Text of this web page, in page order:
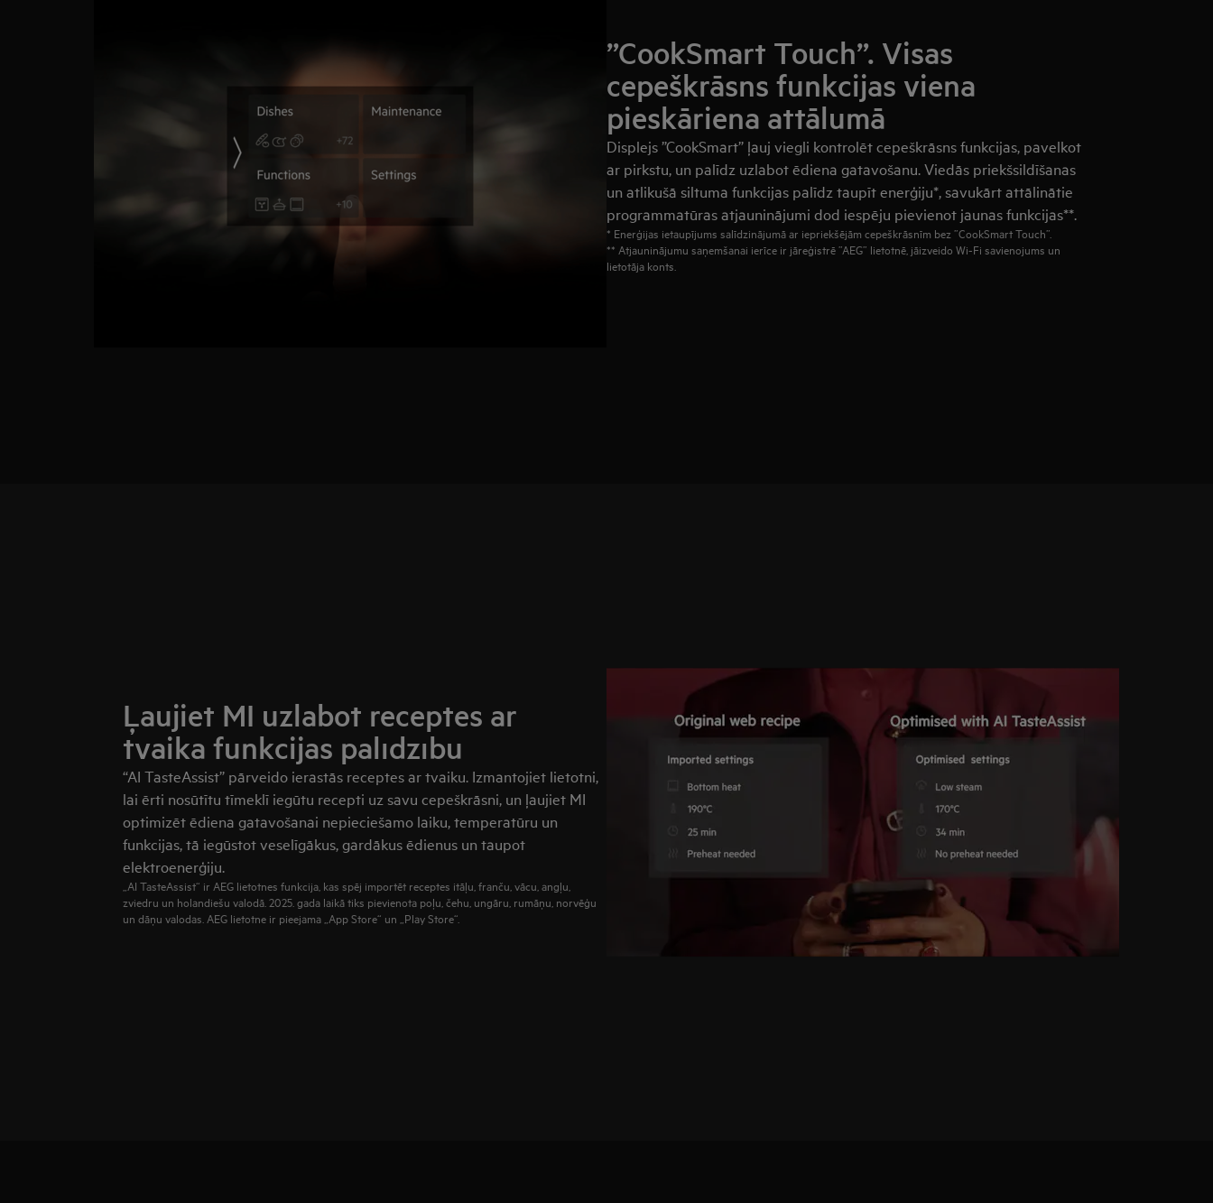
”CookSmart Touch”. Visas
cepeškrāsns funkcijas viena
pieskāriena attālumā
Displejs ”CookSmart” ļauj viegli kontrolēt cepeškrāsns funkcijas, pavelkot
ar pirkstu, un palīdz uzlabot ēdiena gatavošanu. Viedās priekšsildīšanas
un atlikušā siltuma funkcijas palīdz taupīt enerģiju*, savukārt attālinātie
programmatūras atjauninājumi dod iespēju pievienot jaunas funkcijas**.
* Enerģijas ietaupījums salīdzinājumā ar iepriekšējām cepeškrāsnīm bez ”CookSmart Touch”.
** Atjauninājumu saņemšanai ierīce ir jāreģistrē ”AEG” lietotnē, jāizveido Wi-Fi savienojums un
lietotāja konts.
Ļaujiet MI uzlabot receptes ar
tvaika funkcijas palīdzību
“AI TasteAssist” pārveido ierastās receptes ar tvaiku. Izmantojiet lietotni,
lai ērti nosūtītu tīmeklī iegūtu recepti uz savu cepeškrāsni, un ļaujiet MI
optimizēt ēdiena gatavošanai nepieciešamo laiku, temperatūru un
funkcijas, tā iegūstot veselīgākus, gardākus ēdienus un taupot
elektroenerģiju.
„AI TasteAssist“ ir AEG lietotnes funkcija, kas spēj importēt receptes itāļu, franču, vācu, angļu,
zviedru un holandiešu valodā. 2025. gada laikā tiks pievienota poļu, čehu, ungāru, rumāņu, norvēģu
un dāņu valodas. AEG lietotne ir pieejama „App Store“ un „Play Store“.